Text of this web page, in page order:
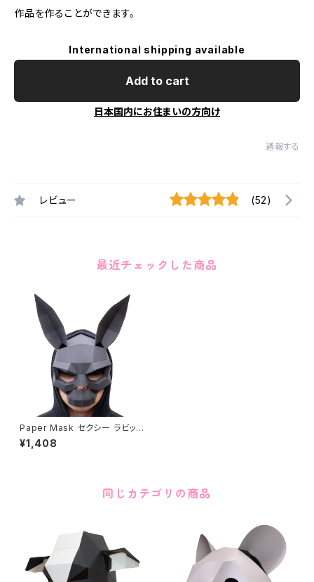
作品を作ることができます。
International shipping available
Add to cart
日本国内にお住まいの方向け
通報する
レビュー (52)
最近チェックした商品
Paper Mask セクシー ラビット
¥1,408
同じカテゴリの商品